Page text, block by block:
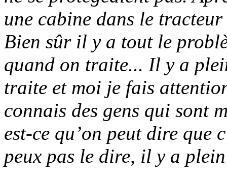
une cabine dans le
Bien sûr il y a tout le
quand on traite... Il y a
traite et moi je fais
connais des gens qui sont
est-ce qu’on peut dire que
peux pas le dire, il y a